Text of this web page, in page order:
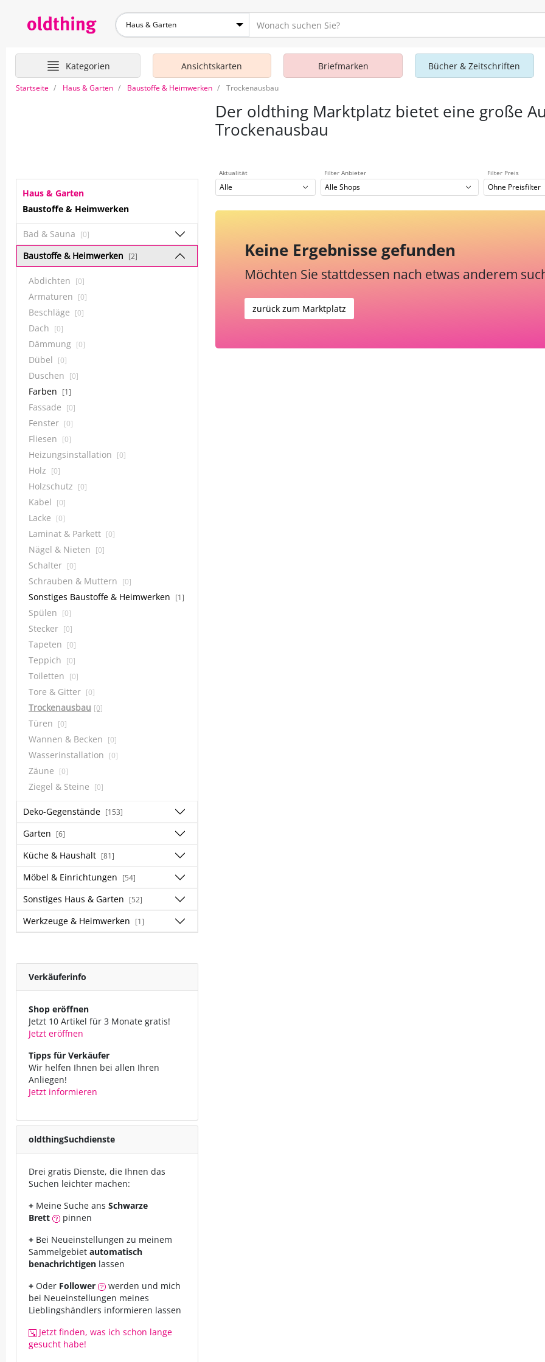
Haus & Garten
Kategorien Ansichtskarten Briefmarken Bücher & Zeitschriften
Startseite Haus & Garten Baustoffe & Heimwerken Trockenausbau
Der oldthing Marktplatz bietet eine große
Trockenausbau
Haus & Garten
Baustoffe & Heimwerken
Bad & Sauna [0]
Baustoffe & Heimwerken [2]
Abdichten [0]
Armaturen [0]
Beschläge [0]
Dach [0]
Dämmung [0]
Dübel [0]
Duschen [0]
Farben [1]
Fassade [0]
Fenster [0]
Fliesen [0]
Heizungsinstallation [0]
Holz [0]
Holzschutz [0]
Kabel [0]
Lacke [0]
Laminat & Parkett [0]
Nägel & Nieten [0]
Schalter [0]
Schrauben & Muttern [0]
Sonstiges Baustoffe & Heimwerken [1]
Spülen [0]
Stecker [0]
Tapeten [0]
Teppich [0]
Toiletten [0]
Tore & Gitter [0]
Trockenausbau [0]
Türen [0]
Wannen & Becken [0]
Wasserinstallation [0]
Zäune [0]
Ziegel & Steine [0]
Deko-Gegenstände [153]
Garten [6]
Küche & Haushalt [81]
Möbel & Einrichtungen [54]
Sonstiges Haus & Garten [52]
Werkzeuge & Heimwerken [1]
Verkäuferinfo
Shop eröffnen
Jetzt 10 Artikel für 3 Monate gratis!
Jetzt eröffnen
Tipps für Verkäufer
Wir helfen Ihnen bei allen Ihren
Anliegen!
Jetzt informieren
oldthingSuchdienste
Drei gratis Dienste, die Ihnen das
Suchen leichter machen:
+ Meine Suche ans Schwarze
Brett
pinnen
+ Bei Neueinstellungen zu meinem
Sammelgebiet automatisch
benachrichtigen lassen
+ Oder Follower
werden und mich
bei Neueinstellungen meines
Lieblingshändlers informieren lassen
Jetzt finden, was ich schon lange
gesucht habe!
Aktualität
Alle
Filter Anbieter
Alle Shops
Filter Preis
Ohne Preisfilter
Keine Ergebnisse gefunden
Möchten Sie stattdessen nach etwas anderem
zurück zum Marktplatz